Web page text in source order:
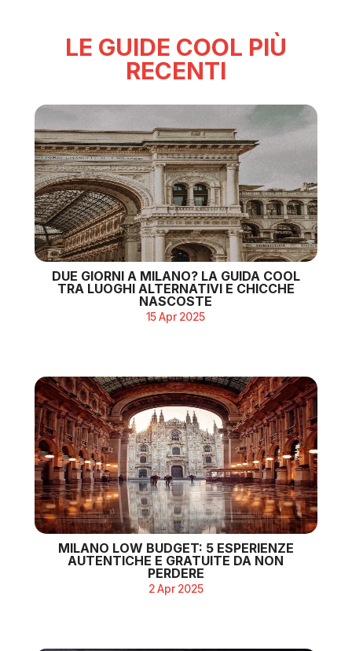
LE GUIDE COOL PIÙ
RECENTI
DUE GIORNI A MILANO? LA GUIDA COOL
TRA LUOGHI ALTERNATIVI E CHICCHE
NASCOSTE
15 Apr 2025
MILANO LOW BUDGET: 5 ESPERIENZE
AUTENTICHE E GRATUITE DA NON
PERDERE
2 Apr 2025